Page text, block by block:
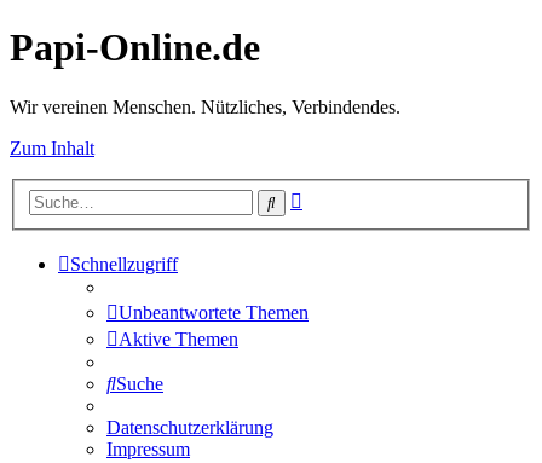
Papi-Online.de
Wir vereinen Menschen. Nützliches, Verbindendes.
Zum Inhalt
Suche
Schnellzugriff
Unbeantwortete Themen
Aktive Themen
Suche
Datenschutzerklärung
Impressum